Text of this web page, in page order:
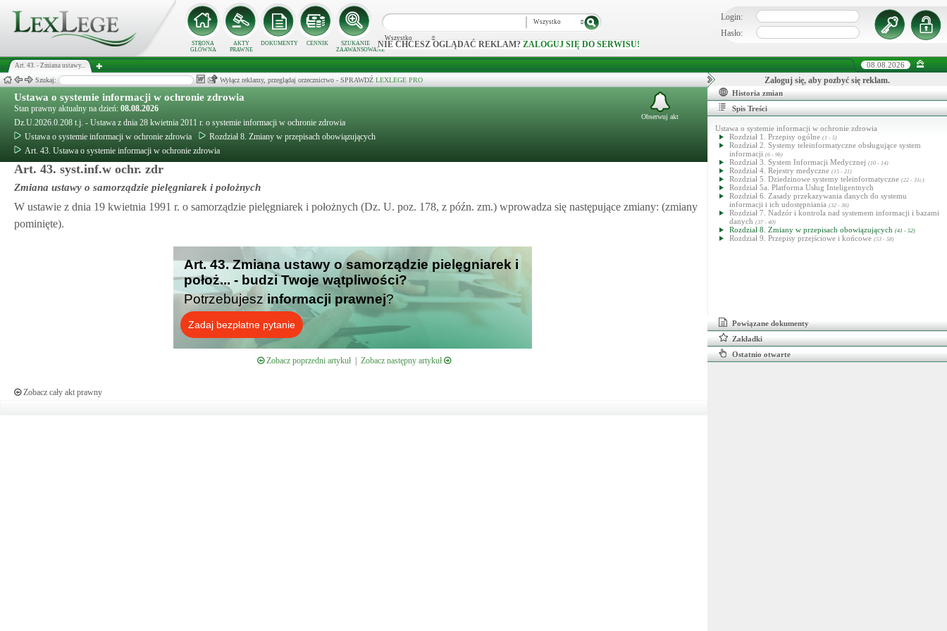
STRONA
GŁÓWNA
AKTY
PRAWNE
DOKUMENTY CENNIK
SZUKANIE
ZAAWANSOWANE
Wszystko
Wszystko
NIE CHCESZ OGLĄDAĆ REKLAM? ZALOGUJ SIĘ DO SERWISU!
Login:
Hasło:
Art. 43. - Zmiana ustawy... 08.08.2026
Szukaj: Wyłącz reklamy, przeglądaj orzecznictwo - SPRAWDŹ LEXLEGE PRO
Ustawa o systemie informacji w ochronie zdrowia
Stan prawny aktualny na dzień: 08.08.2026
Dz.U.2026.0.208 t.j. - Ustawa z dnia 28 kwietnia 2011 r. o systemie informacji w ochronie zdrowia
Ustawa o systemie informacji w ochronie zdrowia
Rozdział 8. Zmiany w przepisach obowiązujących
Art. 43. Ustawa o systemie informacji w ochronie zdrowia
Obserwuj akt
Art. 43. syst.inf.w ochr. zdr
Zmiana ustawy o samorządzie pielęgniarek i położnych
W ustawie z dnia 19 kwietnia 1991 r. o samorządzie pielęgniarek i położnych (Dz. U. poz. 178, z późn. zm.) wprowadza się następujące zmiany: (zmiany
pominięte).
Art. 43. Zmiana ustawy o samorządzie pielęgniarek i
położ... - budzi Twoje wątpliwości?
Potrzebujesz informacji prawnej?
Zadaj bezpłatne pytanie
Zobacz poprzedni artykuł| Zobacz następny artykuł
Zobacz cały akt prawny
Zaloguj się, aby pozbyć się reklam.
Historia zmian
Spis Treści
Ustawa o systemie informacji w ochronie zdrowia
Rozdział 1. Przepisy ogólne (1 - 5)
Rozdział 2. Systemy teleinformatyczne obsługujące system
informacji (6 - 9b)
Rozdział 3. System Informacji Medycznej (10 - 14)
Rozdział 4. Rejestry medyczne (15 - 21)
Rozdział 5. Dziedzinowe systemy teleinformatyczne (22 - 31c)
Rozdział 5a. Platforma Usług Inteligentnych
Rozdział 6. Zasady przekazywania danych do systemu
informacji i ich udostępniania (32 - 36)
Rozdział 7. Nadzór i kontrola nad systemem informacji i bazami
danych (37 - 40)
Rozdział 8. Zmiany w przepisach obowiązujących (41 - 52)
Rozdział 9. Przepisy przejściowe i końcowe (53 - 58)
Powiązane dokumenty
Zakładki
Ostatnio otwarte